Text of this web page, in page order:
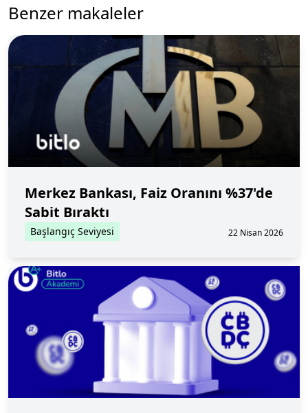
Benzer makaleler
Merkez Bankası, Faiz Oranını %37'de
Sabit Bıraktı
Başlangıç Seviyesi 22 Nisan 2026